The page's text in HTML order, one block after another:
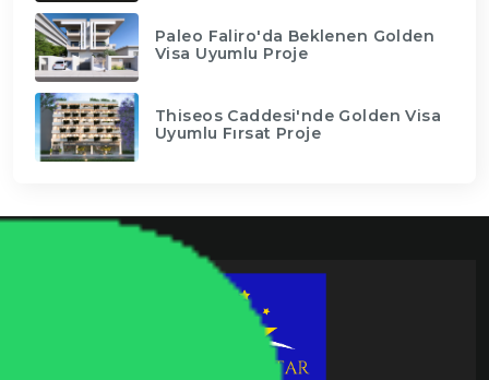
Paleo Faliro'da Beklenen Golden
Visa Uyumlu Proje
Thiseos Caddesi'nde Golden Visa
Uyumlu Fırsat Proje